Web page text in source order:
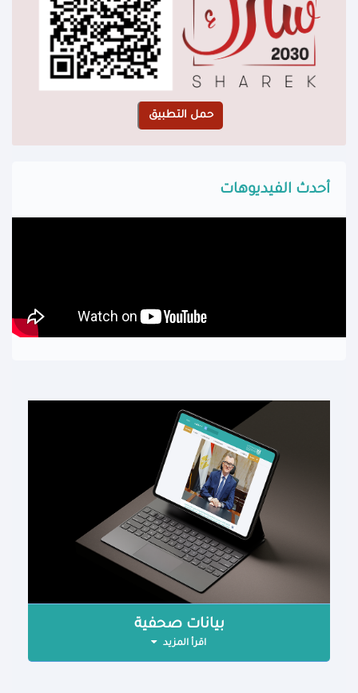
أحدث الفيديوهات
بيانات صحفية
اقرأ المزيد